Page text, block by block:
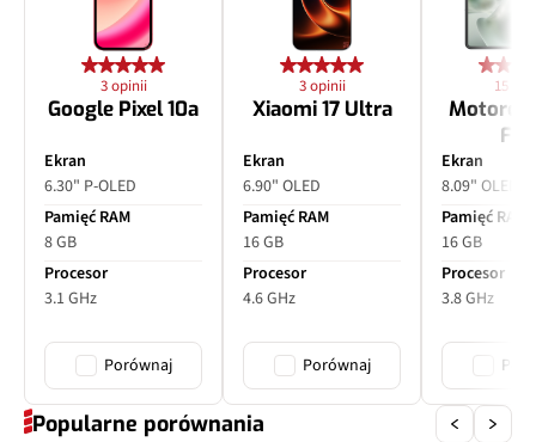
3 opinii
Google Pixel 10a
Ekran
6.30" P-OLED
Pamięć RAM
8 GB
Procesor
3.1 GHz
Porównaj
3 opinii
Xiaomi 17 Ultra
Ekran
6.90" OLED
Pamięć RAM
16 GB
Procesor
4.6 GHz
Porównaj
15
Motorola
Ekran
8.09" OLED
Pamięć RAM
16 GB
Procesor
3.8 GHz
Popularne porównania